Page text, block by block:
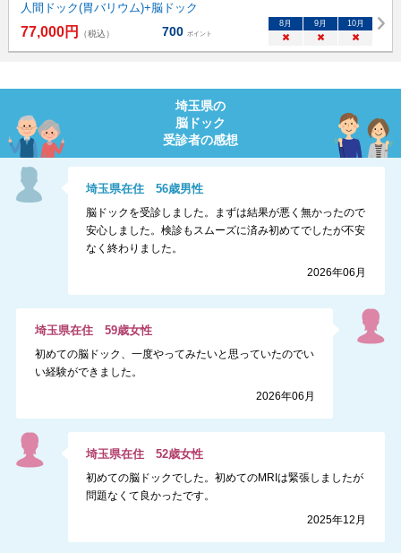
人間ドック(胃バリウム)+脳ドック
77,000円 （税込） 700 ポイント
8月 9月 10月
× × ×
埼玉県の
脳ドック
受診者の感想
埼玉県在住56歳男性
脳ドックを受診しました。まずは結果が悪く無かったので
安心しました。検診もスムーズに済み初めてでしたが不安
なく終わりました。
2026年06月
埼玉県在住 59歳女性
初めての脳ドック、一度やってみたいと思っていたのでい
い経験ができました。
2026年06月
埼玉県在住52歳女性
初めての脳ドックでした。初めてのMRIは緊張しましたが
問題なくて良かったです。
2025年12月